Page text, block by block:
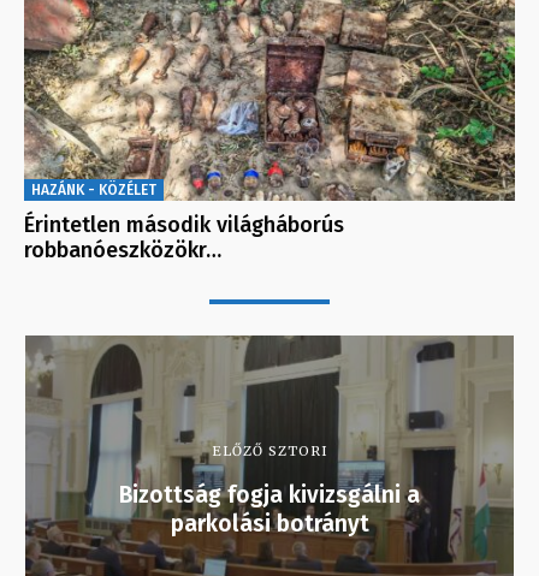
HAZÁNK - KÖZÉLET
Érintetlen második világháborús
robbanóeszközökr…
ELŐZŐ SZTORI
Bizottság fogja kivizsgálni a
parkolási botrányt